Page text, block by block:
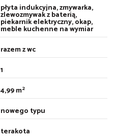
płyta indukcyjna, zmywarka,
zlewozmywak z baterią,
piekarnik elektryczny, okap,
meble kuchenne na wymiar
razem z wc
1
4,99 m2
nowego typu
terakota